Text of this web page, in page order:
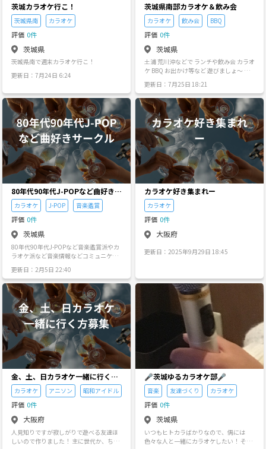
茨城カラオケ行こ！
茨城県南 カラオケ
評価 0件
茨城県
茨城県南で週末カラオケ行こ！
更新日：7月24日 6:24
茨城県南部カラオケ＆飲み会
カラオケ 飲み会 BBQ
評価 0件
茨城県
土浦 荒川沖などで ランチや飲み会 カラオ
ケ BBQ お出かけ等など 遊びましょ～ 気
更新日：7月25日 18:21
80年代90年代J-POPなど曲好きサ
ークル
カラオケ J-POP 音楽鑑賞
評価 0件
茨城県
80年代90年代J-POPなど音楽鑑賞派やカ
ラオケ派など音楽情報などコミュニケー
など語り合う趣味友達になってくれる方
募集します。年代は様々な方たち募集し
ます。よろしくお願いします。
更新日：2月5日 22:40
カラオケ好き集まれー
カラオケ
評価 0件
大阪府
更新日：2025年9月29日 18:45
金、土、日カラオケ一緒に行く方
募集
カラオケ アニソン 昭和アイドル
評価 0件
大阪府
人見知りですが寂しがりで遊べる友達ほ
しいので作りました！ 主に世代か、ちょ
🎤茨城ゆるカラオケ部🎤
音楽 友達づくり カラオケ
評価 0件
茨城県
いつもヒトカラばかりなので、偶には
色々な人と一緒にカラオケしたい！ そん